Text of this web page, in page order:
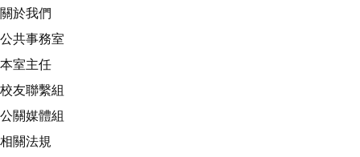
關於我們
公共事務室
本室主任
校友聯繫組
公關媒體組
相關法規